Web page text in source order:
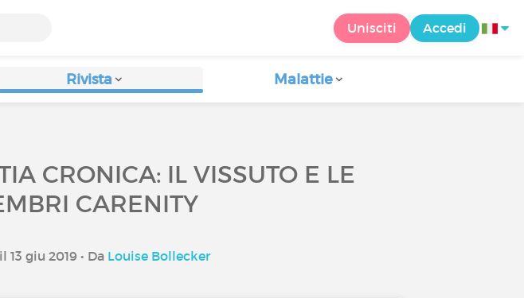
Unisciti Accedi
Rivista Malattie
CRONICA: IL VISSUTO E LE
CARENITY
giu 2019 • Da Louise Bollecker